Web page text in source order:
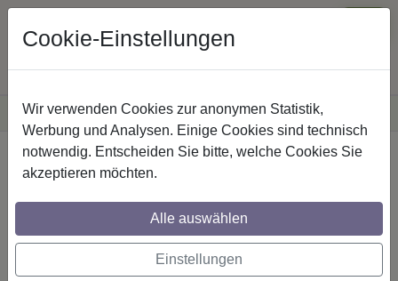
VersandkostenfreieLieferung innerhalb Deutschlands
Sichere Zahlung
Startseite Plissee - Faltstores Plissee mit Schnurzug
Plissee / Faltstores System Cosiflor -
Modell F1, freihängend mit
Schnurzugbedienung
Cookie-Einstellungen
Wir verwenden Cookies zur anonymen Statistik,
Werbung und Analysen. Einige Cookies sind technisch
notwendig. Entscheiden Sie bitte, welche Cookies Sie
akzeptieren möchten.
Alle auswählen
Einstellungen